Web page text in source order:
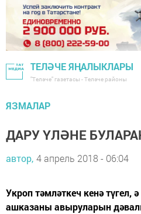
ТЕЛӘЧЕ ЯҢАЛЫКЛАРЫ
"Теләче" газетасы - Теләче районы
ЯЗМАЛАР
ДАРУ ҮЛӘНЕ
автор, 4 апрель 2018 - 06:04
Укроп тәмләткеч кенә
ашказаны авыруларын